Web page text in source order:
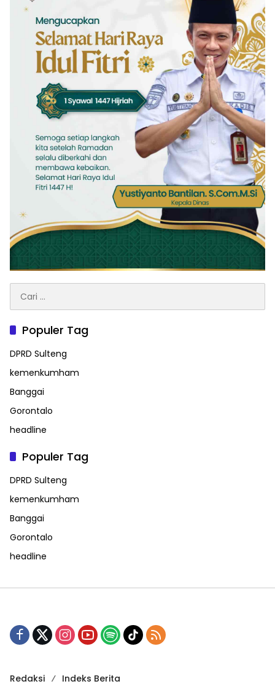
untuk:
Populer Tag
DPRD Sulteng
kemenkumham
Banggai
Gorontalo
headline
Populer Tag
DPRD Sulteng
kemenkumham
Banggai
Gorontalo
headline
Redaksi Indeks Berita